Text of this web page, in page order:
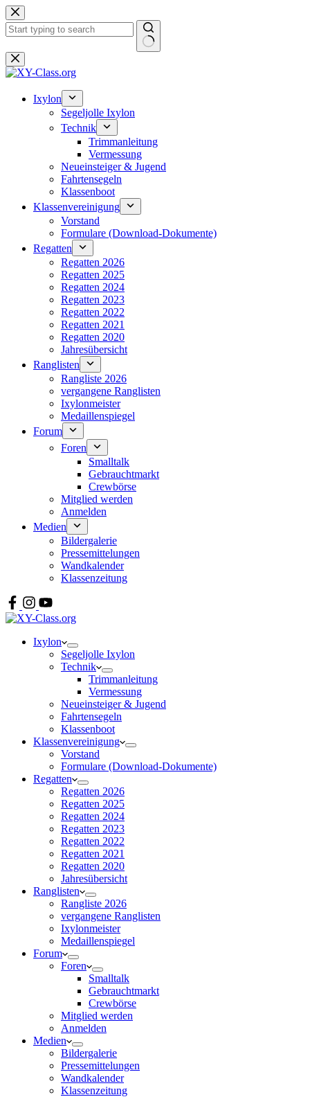
Zum
Inhalt
springen
Keine
Ergebnisse
Ixylon
Segeljolle Ixylon
Technik
Trimmanleitung
Vermessung
Neueinsteiger & Jugend
Fahrtensegeln
Klassenboot
Klassenvereinigung
Vorstand
Formulare (Download-Dokumente)
Regatten
Regatten 2026
Regatten 2025
Regatten 2024
Regatten 2023
Regatten 2022
Regatten 2021
Regatten 2020
Jahresübersicht
Ranglisten
Rangliste 2026
vergangene Ranglisten
Ixylonmeister
Medaillenspiegel
Forum
Foren
Smalltalk
Gebrauchtmarkt
Crewbörse
Mitglied werden
Anmelden
Medien
Bildergalerie
Pressemittelungen
Wandkalender
Klassenzeitung
Ixylon
Segeljolle Ixylon
Technik
Trimmanleitung
Vermessung
Neueinsteiger & Jugend
Fahrtensegeln
Klassenboot
Klassenvereinigung
Vorstand
Formulare (Download-Dokumente)
Regatten
Regatten 2026
Regatten 2025
Regatten 2024
Regatten 2023
Regatten 2022
Regatten 2021
Regatten 2020
Jahresübersicht
Ranglisten
Rangliste 2026
vergangene Ranglisten
Ixylonmeister
Medaillenspiegel
Forum
Foren
Smalltalk
Gebrauchtmarkt
Crewbörse
Mitglied werden
Anmelden
Medien
Bildergalerie
Pressemittelungen
Wandkalender
Klassenzeitung